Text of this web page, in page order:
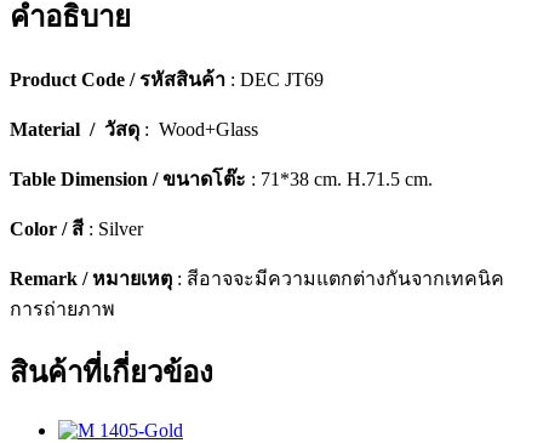
รี่
คำอธิบาย
Product Code / รหัสสินค้า : DEC JT69
Material / วัสดุ : Wood+Glass
Table Dimension / ขนาดโต๊ะ : 71*38 cm. H.71.5 cm.
Color / สี : Silver
Remark / หมายเหตุ : สีอาจจะมีความแตกต่างกันจากเทคนิค
การถ่ายภาพ
สินค้าที่เกี่ยวข้อง